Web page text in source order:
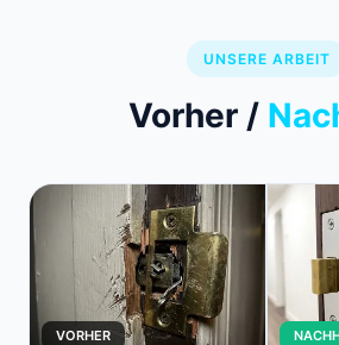
UNSERE ARBEIT
Vorher /
VORHER